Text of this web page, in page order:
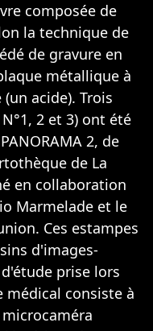
composée de
la technique de
de gravure en
métallique à
acide). Trois
2 et 3) ont été
2, de
de La
en collaboration
Marmelade et le
Ces estampes
d'images-
prise lors
médical consiste à